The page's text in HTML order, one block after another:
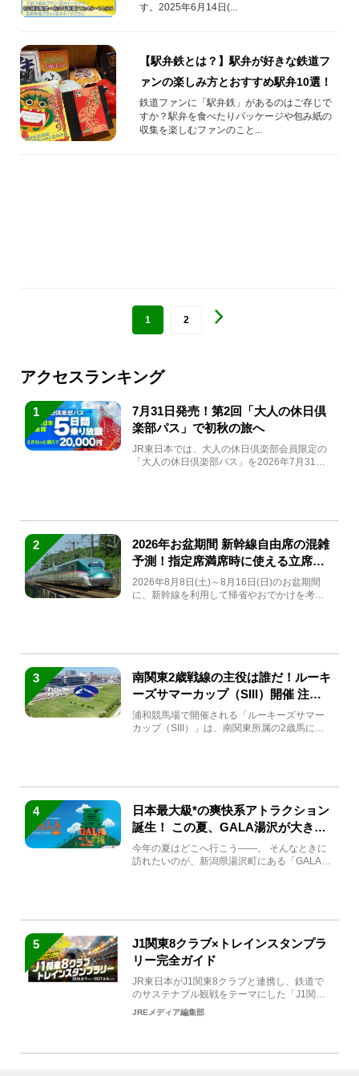
す。2025年6月14日(...
【駅弁鉄とは？】駅弁が好きな鉄道フ
ァンの楽しみ方とおすすめ駅弁10選！
鉄道ファンに「駅弁鉄」があるのはご存じで
すか？駅弁を食べたりパッケージや包み紙の
収集を楽しむファンのこと...
1 2
アクセスランキング
1
7月31日発売！第2回「大人の休日倶
楽部パス」で初秋の旅へ
JR東日本では、大人の休日倶楽部会員限定の
「大人の休日倶楽部パス」を2026年7月31日
2
2026年お盆期間 新幹線自由席の混雑
予測！指定席満席時に使える立席特
急券も解説
2026年8月8日(土)～8月16日(日)のお盆期間
に、新幹線を利用して帰省やおでかけを考え
3
南関東2歳戦線の主役は誰だ！ルーキ
ーズサマーカップ（SIII）開催 注目
馬と見どころをチェック
浦和競馬場で開催される「ルーキーズサマー
カップ（SIII）」は、南関東所属の2歳馬によ
4
日本最大級*の爽快系アトラクション
誕生！ この夏、GALA湯沢が大きく
生まれ変わる
今年の夏はどこへ行こう――。 そんなときに
訪れたいのが、新潟県湯沢町にある「GALA湯
5
J1関東8クラブ×トレインスタンプラ
リー完全ガイド
JR東日本がJ1関東8クラブと連携し、鉄道で
のサステナブル観戦をテーマにした「J1関東8
クラブ×トレイン...
JREメディア編集部